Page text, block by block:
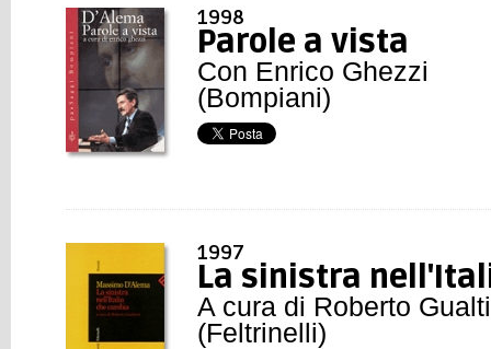
1998
Parole a vista
Con Enrico Ghezzi
(Bompiani)
1997
La sinistra
A cura di Roberto
(Feltrinelli)